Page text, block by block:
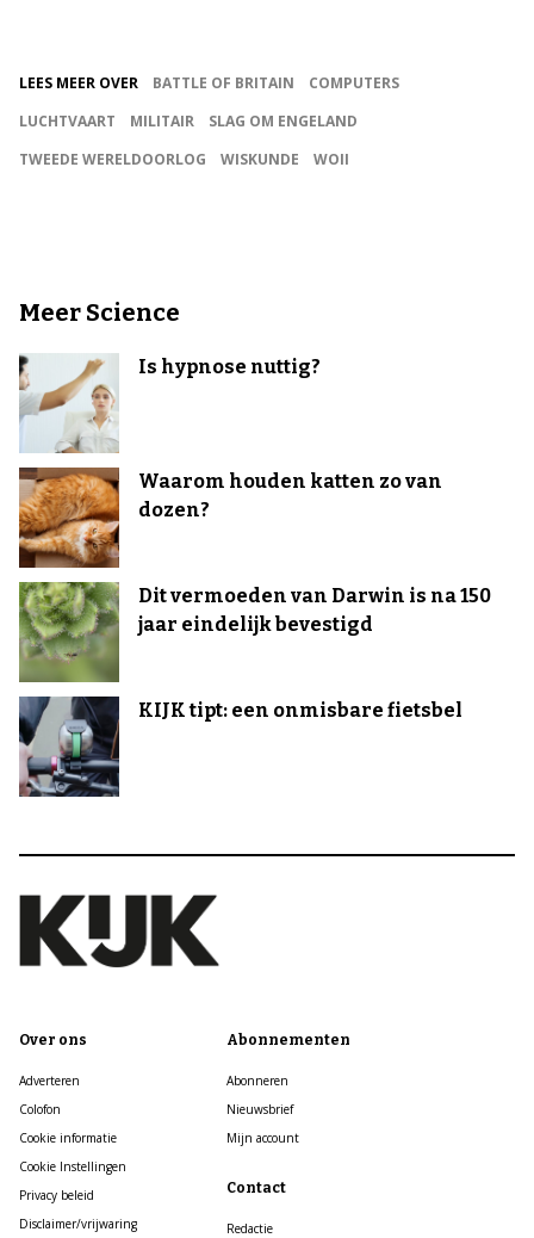
LEES MEER OVER BATTLE OF BRITAIN
COMPUTERS
LUCHTVAART
MILITAIR
SLAG OM ENGELAND
TWEEDE WERELDOORLOG
WISKUNDE WOII
Meer Science
Is hypnose nuttig?
Waarom houden katten zo van
dozen?
Dit vermoeden van Darwin is na 150
jaar eindelijk bevestigd
KIJK tipt: een onmisbare fietsbel
Over ons
Adverteren
Colofon
Cookie informatie
Cookie Instellingen
Privacy beleid
Disclaimer/vrijwaring
Abonnementen
Abonneren
Nieuwsbrief
Mijn account
Contact
Redactie